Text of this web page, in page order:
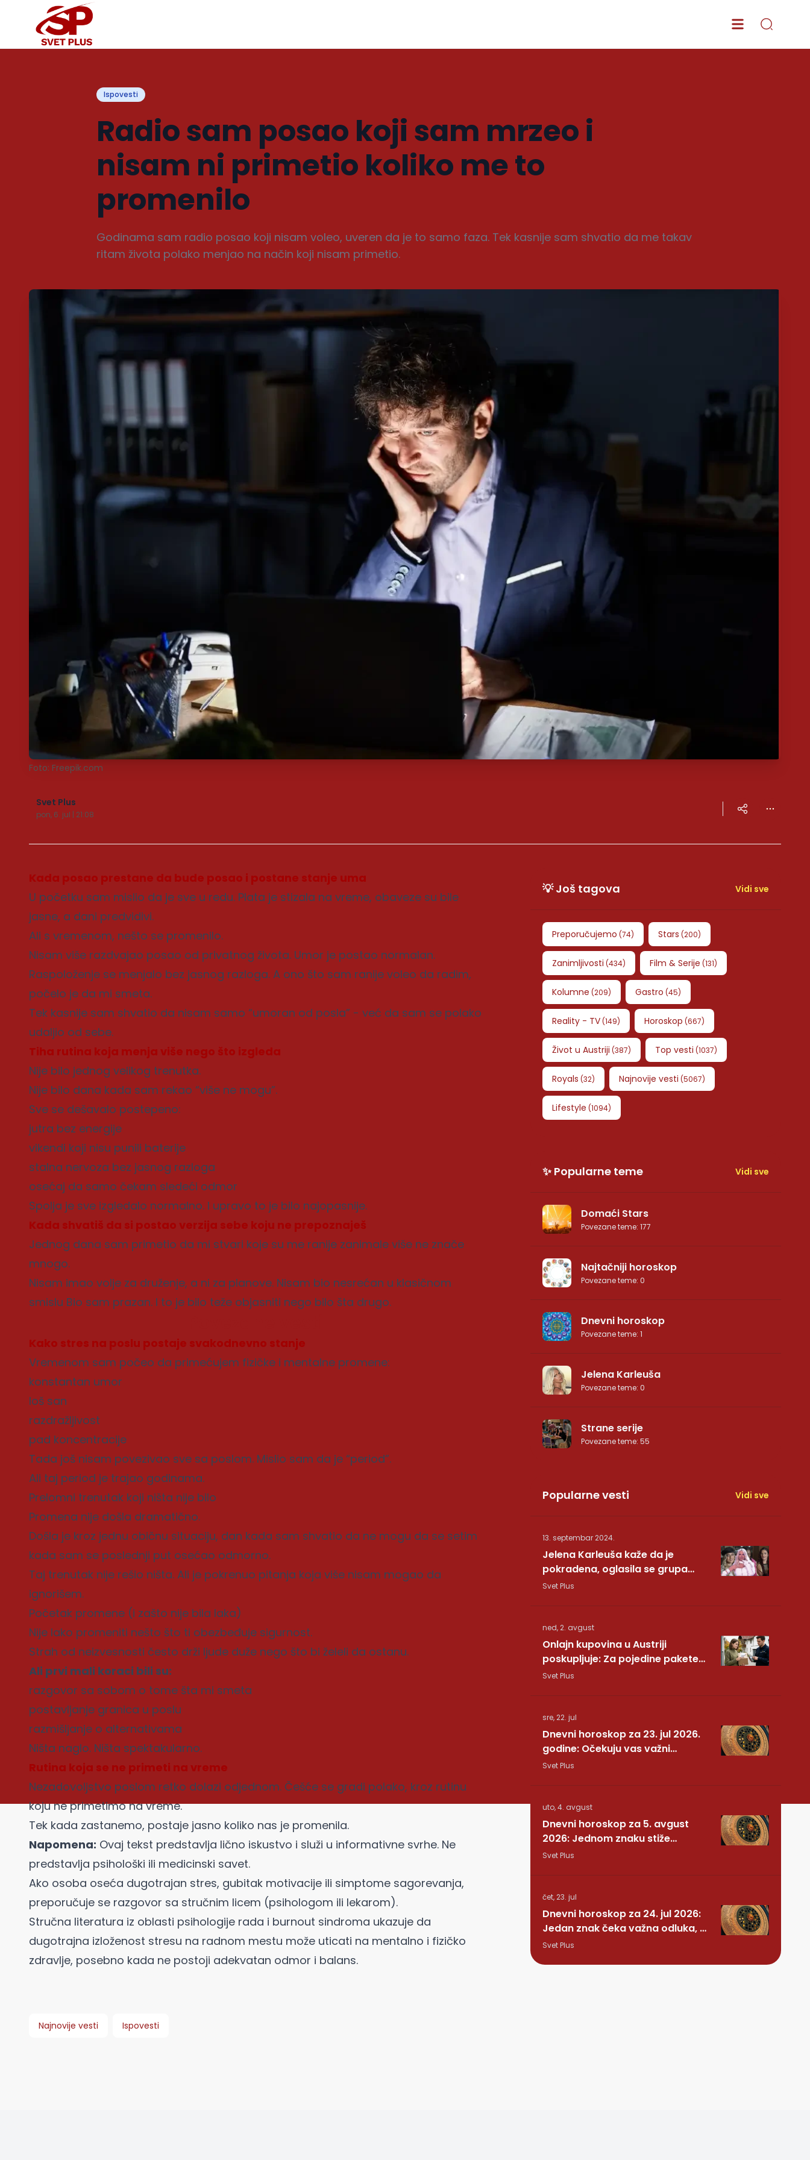
Ispovesti
Radio sam posao koji sam mrzeo i
nisam ni primetio koliko me to
promenilo
Godinama sam radio posao koji nisam voleo, uveren da je to samo faza. Tek kasnije sam shvatio da me takav
ritam života polako menjao na način koji nisam primetio.
Foto: Freepik.com
Svet Plus
pon, 6. jul | 21:08
Kada posao prestane da bude posao i postane stanje uma
U početku sam mislio da je sve u redu. Plata je stizala na vreme, obaveze su bile
jasne, a dani predvidivi.
Ali s vremenom, nešto se promenilo.
Nisam više razdvajao posao od privatnog života. Umor je postao normalan.
Raspoloženje se menjalo bez jasnog razloga. A ono što sam ranije voleo da radim,
počelo je da mi smeta.
Tek kasnije sam shvatio da nisam samo “umoran od posla” - već da sam se polako
udaljio od sebe.
Tiha rutina koja menja više nego što izgleda
Nije bilo jednog velikog trenutka.
Nije bilo dana kada sam rekao “više ne mogu”.
Sve se dešavalo postepeno:
jutra bez energije
vikendi koji nisu punili baterije
stalna nervoza bez jasnog razloga
osećaj da samo čekam sledeći odmor
Spolja je sve izgledalo normalno. I upravo to je bilo najopasnije.
Kada shvatiš da si postao verzija sebe koju ne prepoznaješ
Jednog dana sam primetio da mi stvari koje su me ranije zanimale više ne znače
mnogo.
Nisam imao volje za druženje, a ni za planove. Nisam bio nesrećan u klasičnom
smislu Bio sam prazan. I to je bilo teže objasniti nego bilo šta drugo.
Kako stres na poslu postaje svakodnevno stanje
Vremenom sam počeo da primećujem fizičke i mentalne promene:
konstantan umor
loš san
razdražljivost
pad koncentracije
Tada još nisam povezivao sve sa poslom. Mislio sam da je “period”.
Ali taj period je trajao godinama.
Prelomni trenutak koji ništa nije bilo
Promena nije došla dramatično.
Došla je kroz jednu običnu situaciju, dan kada sam shvatio da ne mogu da se setim
kada sam se poslednji put osećao odmorno.
Taj trenutak nije rešio ništa. Ali je pokrenuo pitanja koja više nisam mogao da
ignorišem.
Početak promene (i zašto nije bila laka)
Nije lako promeniti nešto što ti obezbeđuje sigurnost.
Strah od neizvesnosti često drži ljude duže nego što bi želeli da ostanu.
Ali prvi mali koraci bili su:
razgovor sa sobom o tome šta mi smeta
postavljanje granica u poslu
razmišljanje o alternativama
Ništa naglo. Ništa spektakularno.
Rutina koja se ne primeti na vreme
Nezadovoljstvo poslom retko dolazi odjednom. Češće se gradi polako, kroz rutinu
koju ne primetimo na vreme.
Tek kada zastanemo, postaje jasno koliko nas je promenila.
Napomena: Ovaj tekst predstavlja lično iskustvo i služi u informativne svrhe. Ne
predstavlja psihološki ili medicinski savet.
Ako osoba oseća dugotrajan stres, gubitak motivacije ili simptome sagorevanja,
preporučuje se razgovor sa stručnim licem (psihologom ili lekarom).
Stručna literatura iz oblasti psihologije rada i burnout sindroma ukazuje da
dugotrajna izloženost stresu na radnom mestu može uticati na mentalno i fizičko
zdravlje, posebno kada ne postoji adekvatan odmor i balans.
Najnovije vesti Ispovesti
💡 Još tagova Vidi sve
Preporučujemo (74) Stars (200)
Zanimljivosti (434) Film & Serije (131)
Kolumne (209) Gastro (45)
Reality - TV(149) Horoskop (667)
Život u Austriji (387) Top vesti (1037)
Royals (32) Najnovije vesti (5067)
Lifestyle (1094)
✨ Popularne teme Vidi sve
Domaći Stars
Povezane teme: 177
Najtačniji horoskop
Povezane teme: 0
Dnevni horoskop
Povezane teme: 1
Jelena Karleuša
Povezane teme: 0
Strane serije
Povezane teme: 55
Popularne vesti Vidi sve
13. septembar 2024.
Jelena Karleuša kaže da je
pokradena, oglasila se grupa
Hurricane: Pesma RUNDE je naša!
Svet Plus
ned, 2. avgust
Onlajn kupovina u Austriji
poskupljuje: Za pojedine pakete
dodatnih 7,40 evra
Svet Plus
sre, 22. jul
Dnevni horoskop za 23. jul 2026.
godine: Očekuju vas važni
preokreti!
Svet Plus
uto, 4. avgust
Dnevni horoskop za 5. avgust
2026: Jednom znaku stiže
potvrda koju je dugo čekao
Svet Plus
čet, 23. jul
Dnevni horoskop za 24. jul 2026:
Jedan znak čeka važna odluka, a
nekome stiže iznenađenje
Svet Plus